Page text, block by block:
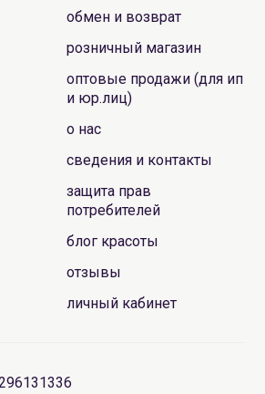
обмен и возврат
розничный магазин
оптовые продажи (для ип
и юр.лиц)
о нас
сведения и контакты
защита прав
потребителей
блог красоты
отзывы
личный кабинет